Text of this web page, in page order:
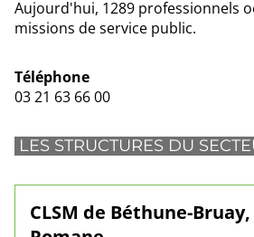
Aujourd'hui, 1289 professionnels
missions de service public.
Téléphone
03 21 63 66 00
LES STRUCTURES DU
CLSM de Béthune-